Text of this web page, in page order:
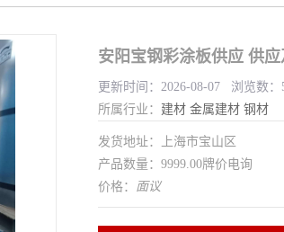
安阳宝钢彩涂板供应 供
更新时间：2026-08-07 浏览数：
所属行业： 建材 金属建材 钢材
发货地址：上海市宝山区
产品数量：9999.00牌价电询
价格： 面议